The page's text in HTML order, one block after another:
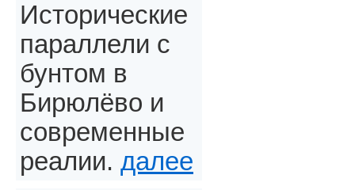
Исторические
параллели с
бунтом в
Бирюлёво и
современные
реалии. далее